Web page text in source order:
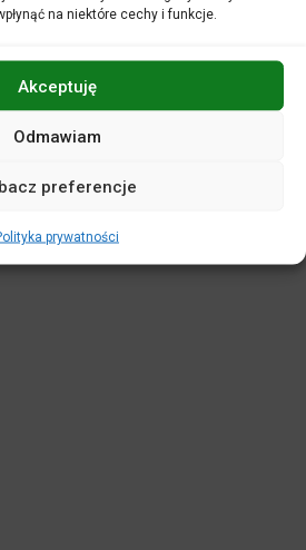
na niektóre cechy i funkcje.
Akceptuję
Odmawiam
preferencje
prywatności
DEKLARACJA DOSTĘPNOŚCI